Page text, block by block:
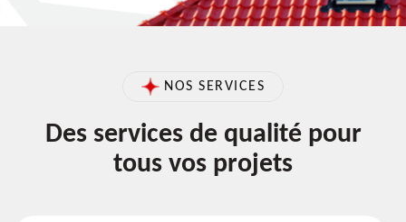
NOS SERVICES
Des services de qualité pour
tous vos projets